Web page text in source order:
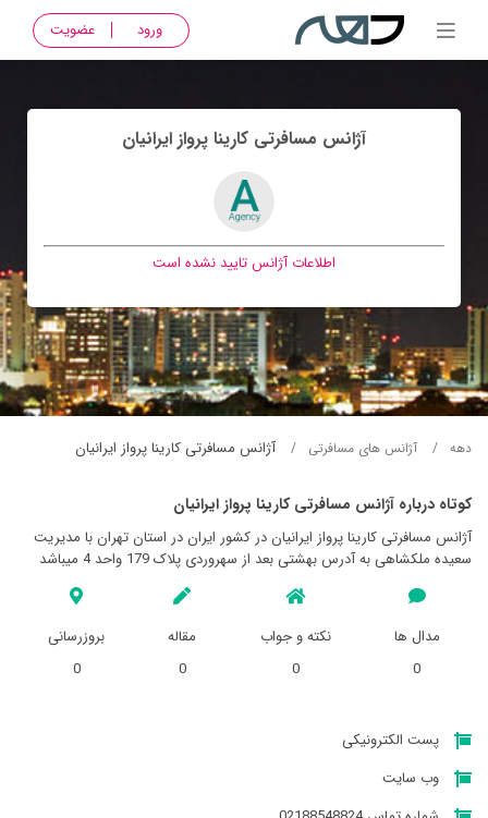
ورود عضویت
آژانس مسافرتی كارينا پرواز ايرانيان
اطلاعات آژانس تایید نشده است
دهه آژانس های مسافرتی آژانس مسافرتی كارينا پرواز ايرانيان
کوتاه درباره آژانس مسافرتی كارينا پرواز ايرانيان
آژانس مسافرتی كارينا پرواز ايرانيان در کشور ایران در استان تهران با مدیریت
سعیده ملکشاهی به آدرس بهشتی بعد از سهروردی پلاک 179 واحد 4 میباشد
مدال ها
0
نکته و جواب
0
مقاله
0
بروزرسانی
0
پست الکترونیکی
وب سایت